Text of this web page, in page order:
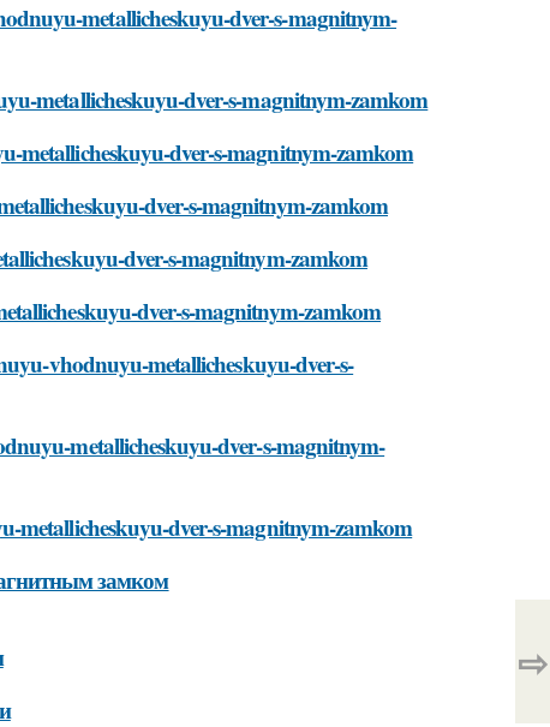
metallicheskuyu-dver-s-magnitnym-
metallicheskuyu-dver-s-magnitnym-zamkom
dver-s-magnitnym-zamkom
dver-s-magnitnym-zamkom
dver-s-magnitnym-zamkom
dver-s-magnitnym-zamkom
vhodnuyu-metallicheskuyu-dver-s-
metallicheskuyu-dver-s-magnitnym-
metallicheskuyu-dver-s-magnitnym-zamkom
замком
⇨